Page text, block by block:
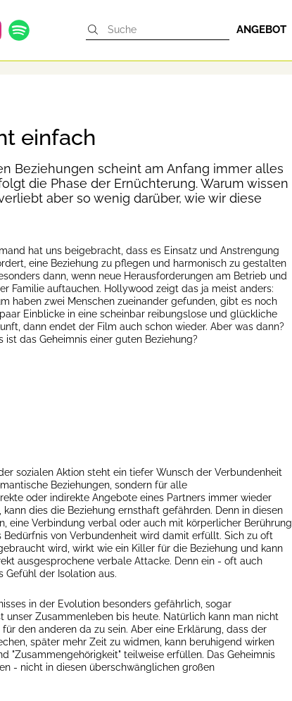
ANGEBOT
einfach
Beziehungen scheint am Anfang immer alles
die Phase der Ernüchterung. Warum wissen
aber so wenig darüber, wie wir diese
hat uns beigebracht, dass es Einsatz und Anstrengung
eine Beziehung zu pflegen und harmonisch zu gestalten
dann, wenn neue Herausforderungen am Betrieb und
Familie auftauchen. Hollywood zeigt das ja meist anders:
haben zwei Menschen zueinander gefunden, gibt es noch
Einblicke in eine scheinbar reibungslose und glückliche
dann endet der Film auch schon wieder. Aber was dann?
ist das Geheimnis einer guten Beziehung?
sozialen Aktion steht ein tiefer Wunsch der Verbundenheit
Beziehungen, sondern für alle
oder indirekte Angebote eines Partners immer wieder
dies die Beziehung ernsthaft gefährden. Denn in diesen
eine Verbindung verbal oder auch mit körperlicher Berührung
von Verbundenheit wird damit erfüllt. Sich zu oft
wird, wirkt wie ein Killer für die Beziehung und kann
ausgesprochene verbale Attacke. Denn ein - oft auch
Gefühl der Isolation aus.
in der Evolution besonders gefährlich, sogar
unser Zusammenleben bis heute. Natürlich kann man nicht
den anderen da zu sein. Aber eine Erklärung, dass der
später mehr Zeit zu widmen, kann beruhigend wirken
"Zusammengehörigkeit" teilweise erfüllen. Das Geheimnis
- nicht in diesen überschwänglichen großen